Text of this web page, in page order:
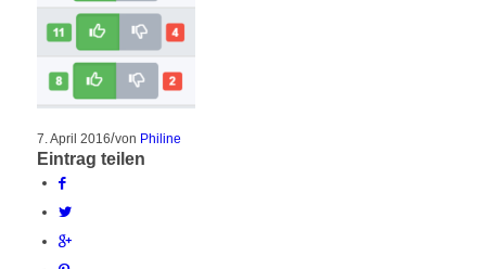
7. April 2016/von Philine
Eintrag teilen